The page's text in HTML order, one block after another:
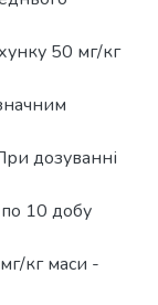
50 мг/кг
дозуванні
10 добу
кг маси -